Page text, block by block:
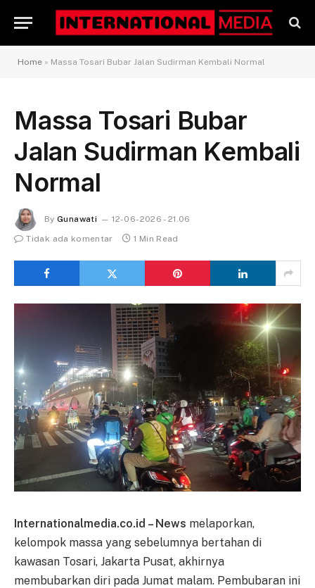
Home » Massa Tosari Bubar Jalan Sudirman Kembali Normal
Massa Tosari Bubar
Jalan Sudirman Kembali
Normal
By Gunawati
12-06-2026 - 21.06
Tidak ada komentar
1 Min Read
Internationalmedia.co.id – News melaporkan,
kelompok massa yang sebelumnya bertahan di
kawasan Tosari, Jakarta Pusat, akhirnya
membubarkan diri pada Jumat malam. Pembubaran ini